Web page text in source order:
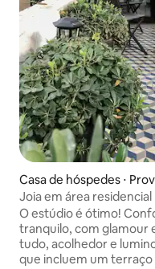
Casa de hóspedes ⋅
ncia
Joia em área
tranquilidade,
O estúdio é ótimo!
tranquilo, com glamour
tudo, acolhedor e luminoso. São
que incluem um terraço